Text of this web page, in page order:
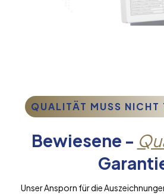
QUALITÄT MUSS NICHT
Bewiesene -
Unser Ansporn für die